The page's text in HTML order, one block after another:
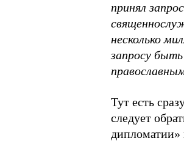
принял
несколько
запросу
Тут есть
следует
дипломатии»